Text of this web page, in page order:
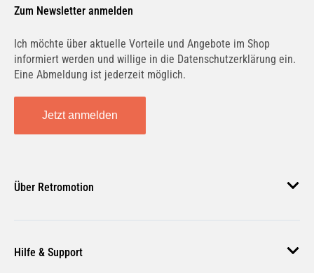
Zum Newsletter anmelden
Ich möchte über aktuelle Vorteile und Angebote im Shop
informiert werden und willige in die Datenschutzerklärung ein.
Eine Abmeldung ist jederzeit möglich.
Jetzt anmelden
Über Retromotion
Unsere Jobs
Hilfe & Support